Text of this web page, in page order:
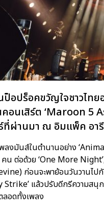
ป็อปร็อคขวัญใจชาวไท
คอนเสิร์ต ‘Maroon 5
ผ่านมา ณ อิมแพ็ค อา
พลงมันส์ในตำนานอย่าง
คน ต่อด้วย ‘One More
ก่อนจะพาย้อนวันวานไป
Strike’ แล้วปรับดีกรีความส
อดทั้งเพลง